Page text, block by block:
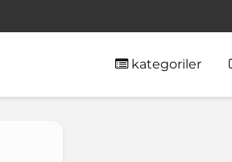
kategoriler